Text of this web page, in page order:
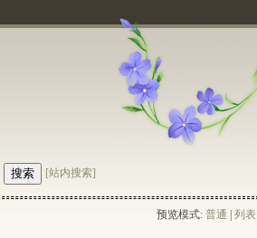
[站内搜索]
预览模式: 普通 列表